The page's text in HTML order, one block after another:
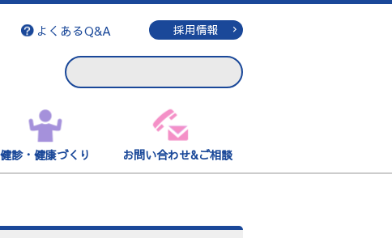
よくあるQ&A 採用情報
健診・健康づくり お問い合わせ&ご相談